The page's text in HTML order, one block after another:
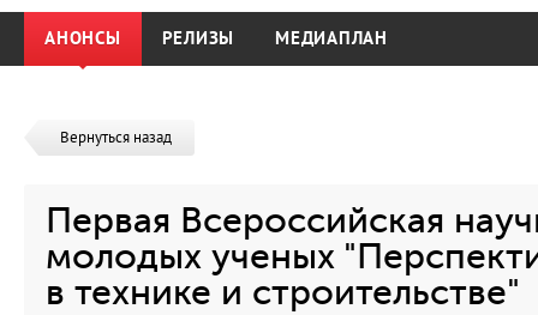
АНОНСЫ РЕЛИЗЫ МЕДИАПЛАН
Вернуться назад
Первая Всероссийская
молодых ученых
в технике и строительстве"